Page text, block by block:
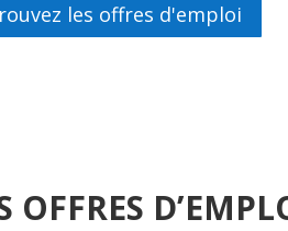
les offres d'emploi